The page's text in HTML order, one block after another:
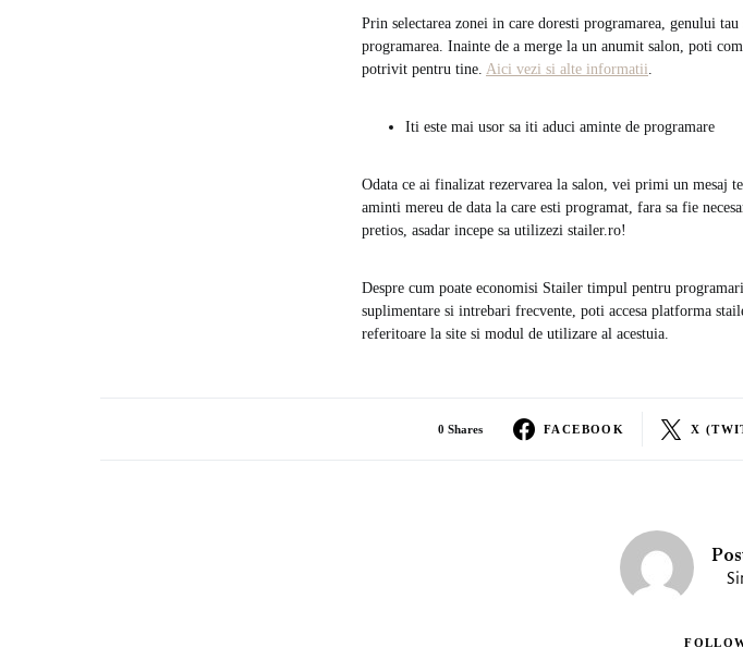
Prin selectarea zonei in care doresti programarea, genului
programarea. Inainte de a merge la un anumit salon, poti
potrivit pentru tine. Aici vezi si alte informatii.
Iti este mai usor sa iti aduci aminte de programare
Odata ce ai finalizat rezervarea la salon, vei primi un mesaj
aminti mereu de data la care esti programat, fara sa fie
pretios, asadar incepe sa utilizezi stailer.ro!
Despre cum poate economisi Stailer timpul pentru
suplimentare si intrebari frecvente, poti accesa platforma
referitoare la site si modul de utilizare al acestuia.
0 Shares FACEBOOK X